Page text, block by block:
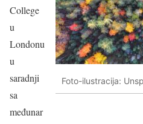
Foto-ilustracija:
College
u
Londonu
u
saradnji
sa
međunar